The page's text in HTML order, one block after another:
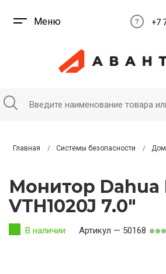
Меню +7
Главная Системы безопасности
Монитор Dahua
VTH1020J 7,0"
В наличии Артикул — 50168